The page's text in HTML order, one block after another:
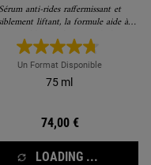
Sérum anti-rides raffermissant et
liftant, la formule aide à
visiblement la peau relâchée et à
réduire les rides.
Un Format Disponible
75 ml
74,00 €
LOADING ...